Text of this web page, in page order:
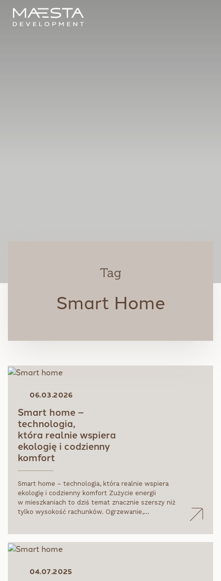
Tag
Smart Home
06.03.2026
Smart home –
technologia,
która realnie wspiera
ekologię i codzienny
komfort
Smart home – technologia, która realnie wspiera
ekologię i codzienny komfort Zużycie energii
w mieszkaniach to dziś temat znacznie szerszy niż
tylko wysokość rachunków. Ogrzewanie,…
04.07.2025